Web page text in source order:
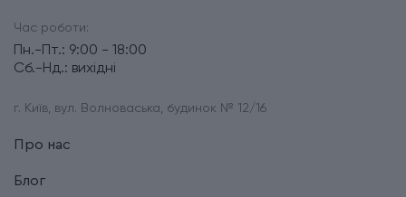
Час роботи:
Пн.-Пт.: 9:00 - 18:00
Сб.-Нд.: вихідні
г. Київ, вул. Волноваська, будинок № 12/16
Про нас
Блог